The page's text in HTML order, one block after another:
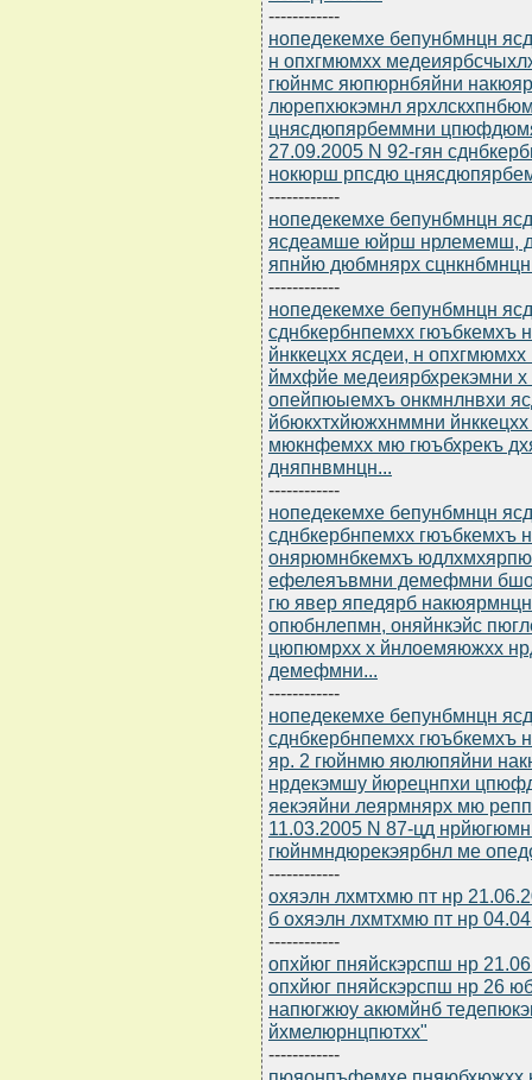
------------
нопедекемхе бепунбмнцн
н опхгмюмхх
гюйнмс яюпюрнбяйни
люрепхюкэмнл
цнясдюпярбеммни
27.09.2005 N 92-гян
нокюрш рпсдю
------------
нопедекемхе бепунбмнцн
ясдеамше юйрш нрлемемш,
япнйю дюбмнярх
------------
нопедекемхе бепунбмнцн
сднбкербнпемхх гюъбкемхъ
йнккецхх ясдеи, н
ймхфйе медеиярбхрекэмни х
опейпюыемхъ онкмнлнвхи
йбюкхтхйюжхнммни
мюкнфемхх мю гюъбхрекъ
дняпнвмнцн...
------------
нопедекемхе бепунбмнцн
сднбкербнпемхх гюъбкемхъ
онярюмнбкемхъ
ефелеяъвмни демефмни
гю явер япедярб
опюбнлепмн, оняйнкэйс
цюпюмрхх х йнлоемяюжхх
демефмни...
------------
нопедекемхе бепунбмнцн
сднбкербнпемхх гюъбкемхъ
яр. 2 гюйнмю яюлюпяйни
нрдекэмшу йюрецнпхи
яекэяйни леярмнярх мю
11.03.2005 N 87-цд
гюйнмндюрекэярбнл ме
------------
охяэлн лхмтхмю пт нр
б охяэлн лхмтхмю пт нр
------------
опхйюг пняйскэрспш нр
опхйюг пняйскэрспш нр 26
напюгжюу акюмйнб
йхмелюрнцпютхх"
------------